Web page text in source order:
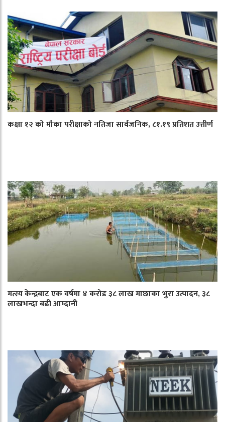
कक्षा १२ को मौका परीक्षाको नतिजा सार्वजनिक, ८१.१९ प्रतिशत उत्तीर्ण
मत्स्य केन्द्रबाट एक वर्षमा ४ करोड ३८ लाख माछाका भुरा उत्पादन, ३८
लाखभन्दा बढी आम्दानी